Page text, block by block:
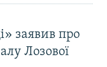
заявив про
Лозової